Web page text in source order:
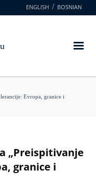
ENGLISH BOSNIAN
Evropa, granice i
„Preispitivanje
granice i